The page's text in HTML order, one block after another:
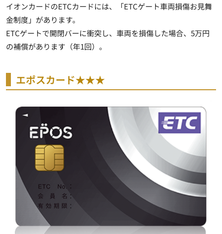
イオンカードのETCカードには、「ETCゲート車両損傷お見舞
金制度」があります。
ETCゲートで開閉バーに衝突し、車両を損傷した場合、5万円
の補償があります（年1回）。
エポスカード★★★